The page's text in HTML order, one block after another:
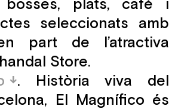
bosses, plats, cafè i
seleccionats amb
part de l’atractiva
Store.
. Història viva del
El Magnífico és